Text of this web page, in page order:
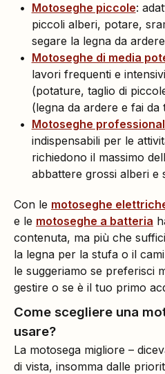
Motoseghe piccole:
piccoli alberi, potare,
segare la legna da
Motoseghe di media
lavori frequenti e
(potature, taglio di
(legna da ardere e fai da
Motoseghe
indispensabili per le
richiedono il massimo
abbattere grossi alberi e
Con le motoseghe
e le motoseghe a batteria
contenuta, ma più che
la legna per la stufa o il
le suggeriamo se preferisci
gestire o se è il tuo primo
Come scegliere una
usare?
La motosega migliore –
di vista, insomma dalle